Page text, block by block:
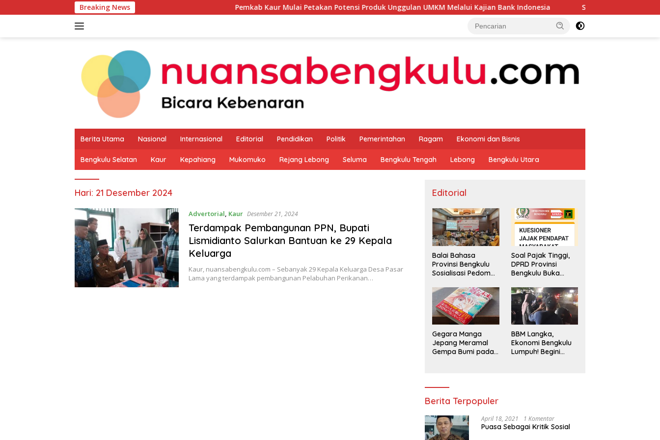
ke
Breaking News Pemkab Kaur Mulai Petakan Potensi Produk Unggulan UMKM Melalui Kajian Bank Indonesia Sekda Apresiasi Inspektorat
Berita Utama Nasional Internasional Editorial Pendidikan Politik Pemerintahan Ragam Ekonomi dan Bisnis
Bengkulu Selatan Kaur Kepahiang Mukomuko Rejang Lebong Seluma Bengkulu Tengah Lebong Bengkulu Utara
Hari: 21 Desember 2024
Advertorial, Kaur Desember 21, 2024
Terdampak Pembangunan PPN, Bupati
Lismidianto Salurkan Bantuan ke 29 Kepala
Keluarga
Kaur, nuansabengkulu.com – Sebanyak 29 Kepala Keluarga Desa Pasar
Lama yang terdampak pembangunan Pelabuhan Perikanan…
Editorial
Balai Bahasa
Provinsi Bengkulu
Sosialisasi Pedoman
Penggunaan
Bahasa Indonesia
Soal Pajak Tinggi,
DPRD Provinsi
Bengkulu Buka
Pengaduan
Masyarakat
Gegara Manga
Jepang Meramal
Gempa Bumi pada
BBM Langka,
Ekonomi Bengkulu
Lumpuh! Begini
Berita Terpopuler
April 18, 2021 1 Komentar
Puasa Sebagai Kritik Sosial